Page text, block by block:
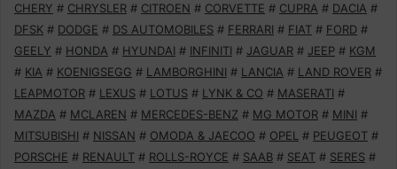
CHERY # CHRYSLER # CITROEN # CORVETTE # CUPRA # DACIA #
DFSK # DODGE # DS AUTOMOBILES # FERRARI # FIAT # FORD #
GEELY # HONDA # HYUNDAI # INFINITI # JAGUAR # JEEP # KGM
# KIA # KOENIGSEGG # LAMBORGHINI # LANCIA # LAND ROVER #
LEAPMOTOR # LEXUS # LOTUS # LYNK & CO # MASERATI #
MAZDA # MCLAREN # MERCEDES-BENZ # MG MOTOR # MINI #
MITSUBISHI # NISSAN # OMODA & JAECOO # OPEL # PEUGEOT #
PORSCHE # RENAULT # ROLLS-ROYCE # SAAB # SEAT # SERES #